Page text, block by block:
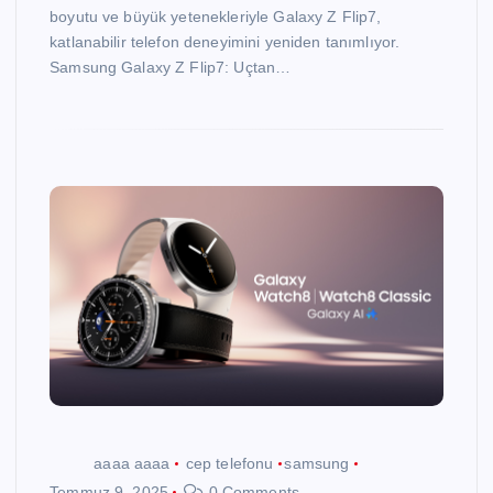
boyutu ve büyük yetenekleriyle Galaxy Z Flip7,
katlanabilir telefon deneyimini yeniden tanımlıyor.
Samsung Galaxy Z Flip7: Uçtan…
aaaa aaaa cep telefonu
samsung